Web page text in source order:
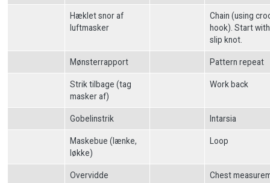
Hæklet snor af
luftmasker
Chain (using
hook). Start
slip knot.
Mønsterrapport Pattern repeat
Strik tilbage (tag
masker af)
Work back
Gobelinstrik Intarsia
Maskebue (lænke,
løkke)
Loop
Overvidde Chest